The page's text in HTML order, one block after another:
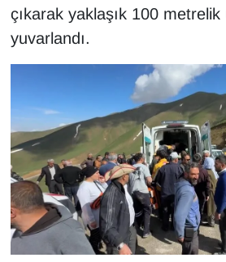
çıkarak yaklaşık 100
yuvarlandı.
Kim Kimdir?
Kültür & Sanat
KURDÎ
MAGAZİN
MEDYA
ONE EKONOMİ